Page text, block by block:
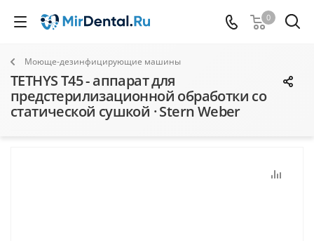
0
Моюще-дезинфицирующие машины
TETHYS T45 - аппарат для
предстерилизационной обработки со
статической сушкой · Stern Weber